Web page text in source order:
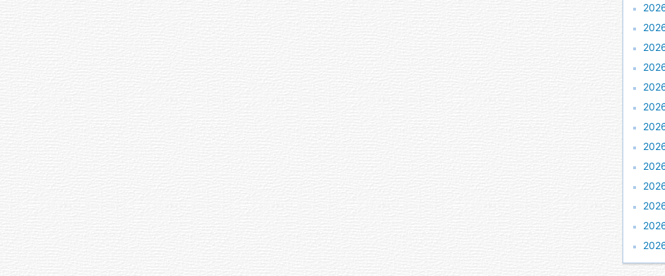
2026
2026
2026
2026
2026
2026
2026
2026
2026
2026
2026
2026
2026